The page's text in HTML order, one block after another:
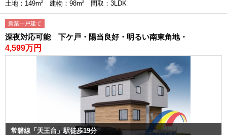
土地：149m² 建物：98m² 間取：3LDK
新築一戸建て
深夜対応可能 下ケ戸・陽当良好・明るい南東角地・
4,599万円
常磐線「天王台」駅徒歩19分